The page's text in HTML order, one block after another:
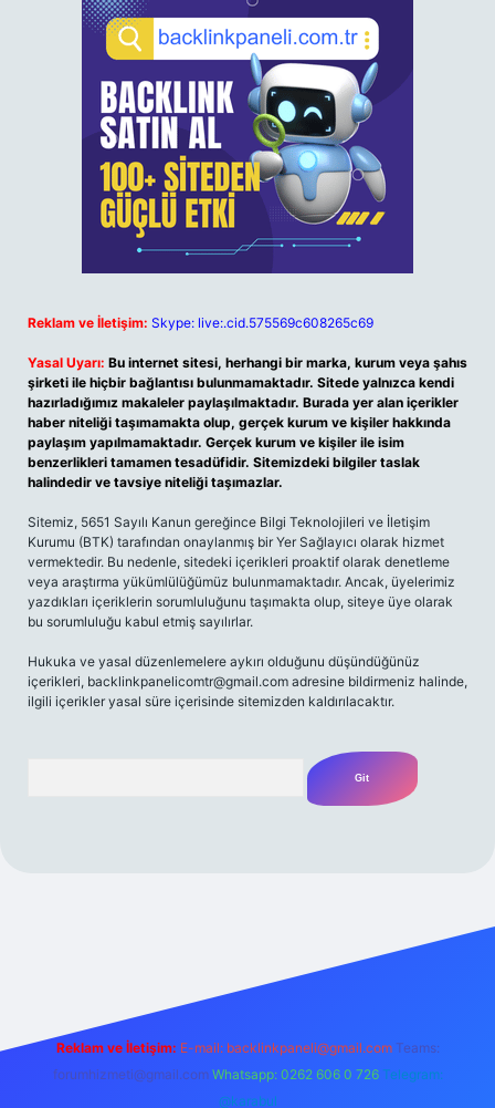
Reklam ve İletişim: Skype: live:.cid.575569c608265c69
Yasal Uyarı: Bu internet sitesi, herhangi bir marka, kurum veya şahıs
şirketi ile hiçbir bağlantısı bulunmamaktadır. Sitede yalnızca kendi
hazırladığımız makaleler paylaşılmaktadır. Burada yer alan içerikler
haber niteliği taşımamakta olup, gerçek kurum ve kişiler hakkında
paylaşım yapılmamaktadır. Gerçek kurum ve kişiler ile isim
benzerlikleri tamamen tesadüfidir. Sitemizdeki bilgiler taslak
halindedir ve tavsiye niteliği taşımazlar.
Sitemiz, 5651 Sayılı Kanun gereğince Bilgi Teknolojileri ve İletişim
Kurumu (BTK) tarafından onaylanmış bir Yer Sağlayıcı olarak hizmet
vermektedir. Bu nedenle, sitedeki içerikleri proaktif olarak denetleme
veya araştırma yükümlülüğümüz bulunmamaktadır. Ancak, üyelerimiz
yazdıkları içeriklerin sorumluluğunu taşımakta olup, siteye üye olarak
bu sorumluluğu kabul etmiş sayılırlar.
Hukuka ve yasal düzenlemelere aykırı olduğunu düşündüğünüz
içerikleri, backlinkpanelicomtr@gmail.com adresine bildirmeniz halinde,
ilgili içerikler yasal süre içerisinde sitemizden kaldırılacaktır.
betexper.xyzm
Reklam ve İletişim: E-mail: backlinkpaneli@gmail.com Teams:
forumhizmeti@gmail.com Whatsapp: 0262 606 0 726 Telegram:
@karabul